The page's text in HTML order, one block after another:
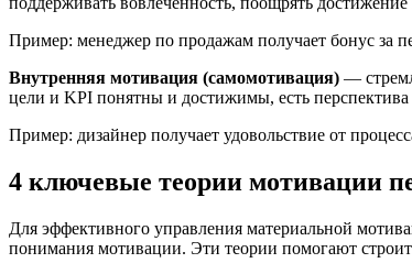
Пример: менеджер по продажам получает бонус за
Внутренняя мотивация (самомотивация) —
цели и KPI понятны и достижимы, есть перспектива
Пример: дизайнер получает удовольствие от
4 ключевые теории мотивации
Для эффективного управления материальной
понимания мотивации. Эти теории помогают